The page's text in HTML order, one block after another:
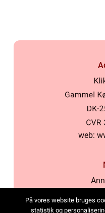
web:
På vores website bruges
statistik og